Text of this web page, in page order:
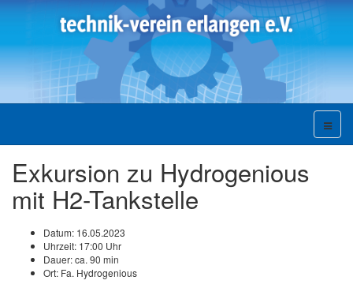
Exkursion zu Hydrogenious
mit H2-Tankstelle
Datum: 16.05.2023
Uhrzeit: 17:00 Uhr
Dauer:ca. 90 min
Ort: Fa. Hydrogenious